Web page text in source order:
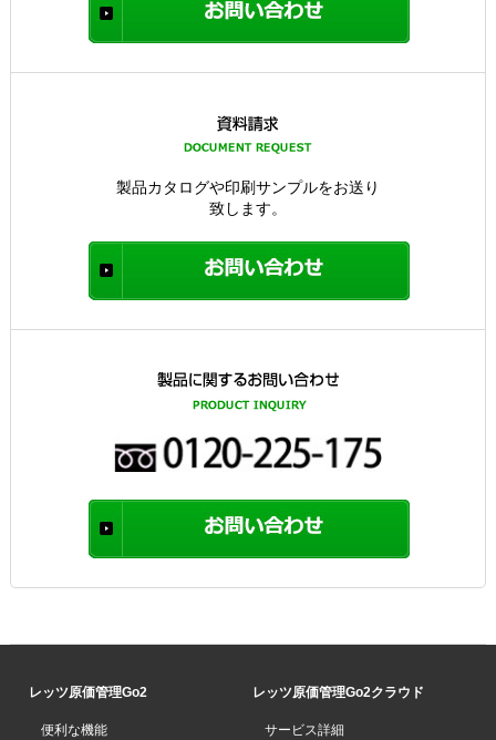
製品カタログや印刷サンプルをお送り
致します。
レッツ原価管理Go2
便利な機能
レッツ原価管理Go2クラウド
サービス詳細